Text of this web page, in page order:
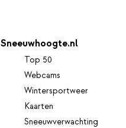
Sneeuwhoogte.nl
Top 50
Webcams
Wintersportweer
Kaarten
Sneeuwverwachting